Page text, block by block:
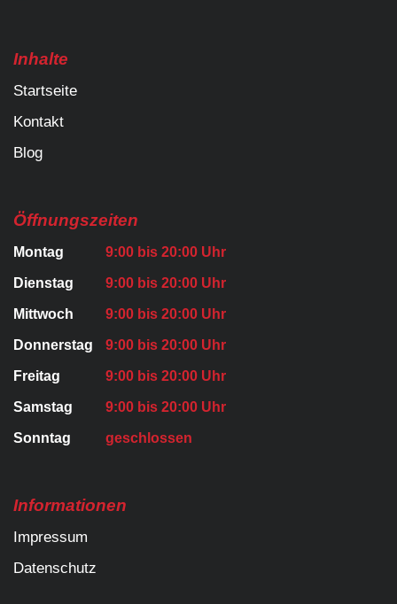
Inhalte
Startseite
Kontakt
Blog
Öffnungszeiten
Montag 9:00 bis 20:00 Uhr
Dienstag 9:00 bis 20:00 Uhr
Mittwoch 9:00 bis 20:00 Uhr
Donnerstag 9:00 bis 20:00 Uhr
Freitag 9:00 bis 20:00 Uhr
Samstag 9:00 bis 20:00 Uhr
Sonntag geschlossen
Informationen
Impressum
Datenschutz